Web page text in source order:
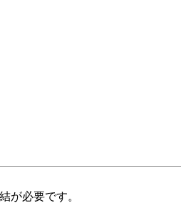
が必要です。